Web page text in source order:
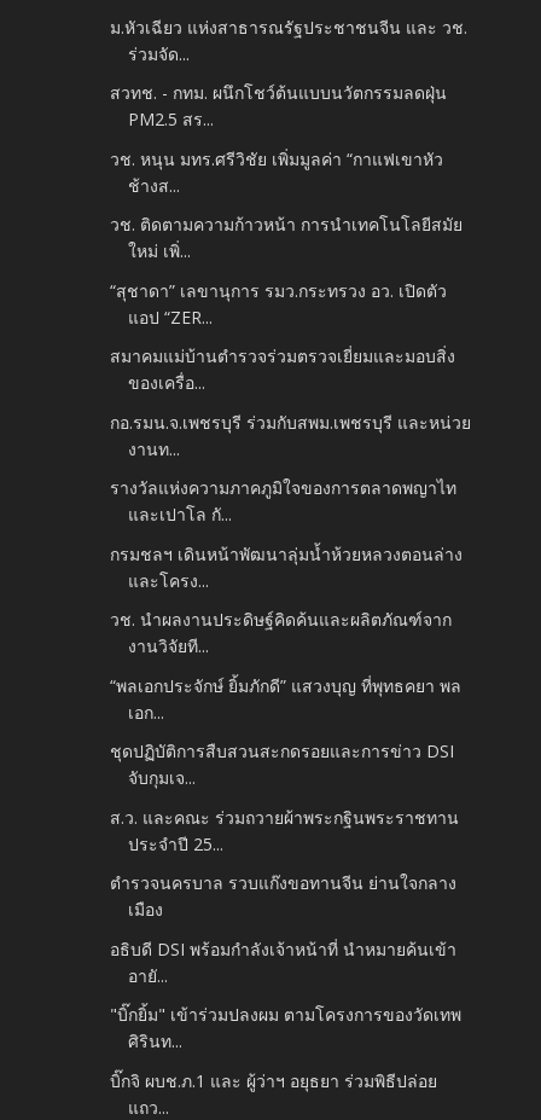
ม.หัวเฉียว แห่งสาธารณรัฐประชาชนจีน และ วช.
ร่วมจัด...
สวทช. - กทม. ผนึกโชว์ต้นแบบนวัตกรรมลดฝุ่น
PM2.5 สร...
วช. หนุน มทร.ศรีวิชัย เพิ่มมูลค่า “กาแฟเขาหัว
ช้างส...
วช. ติดตามความก้าวหน้า การนำเทคโนโลยีสมัย
ใหม่ เพิ่...
“สุชาดา” เลขานุการ รมว.กระทรวง อว. เปิดตัว
แอป “ZER...
สมาคมแม่บ้านตำรวจร่วมตรวจเยี่ยมและมอบสิ่ง
ของเครื่อ...
กอ.รมน.จ.เพชรบุรี ร่วมกับสพม.เพชรบุรี และหน่วย
งานท...
รางวัลแห่งความภาคภูมิใจของการตลาดพญาไท
และเปาโล กั...
กรมชลฯ เดินหน้าพัฒนาลุ่มน้ำห้วยหลวงตอนล่าง
และโครง...
วช. นำผลงานประดิษฐ์คิดค้นและผลิตภัณฑ์จาก
งานวิจัยที...
“พลเอกประจักษ์ ยิ้มภักดี” แสวงบุญ ที่พุทธคยา พล
เอก...
ชุดปฏิบัติการสืบสวนสะกดรอยและการข่าว DSI
จับกุมเจ...
ส.ว. และคณะ ร่วมถวายผ้าพระกฐินพระราชทาน
ประจำปี 25...
ตำรวจนครบาล รวบแก๊งขอทานจีน ย่านใจกลาง
เมือง
อธิบดี DSI พร้อมกำลังเจ้าหน้าที่ นำหมายค้นเข้า
อายั...
"บิ๊กยิ้ม" เข้าร่วมปลงผม ตามโครงการของวัดเทพ
ศิรินท...
บิ๊กจิ ผบช.ภ.1 และ ผู้ว่าฯ อยุธยา ร่วมพิธีปล่อย
แถว...